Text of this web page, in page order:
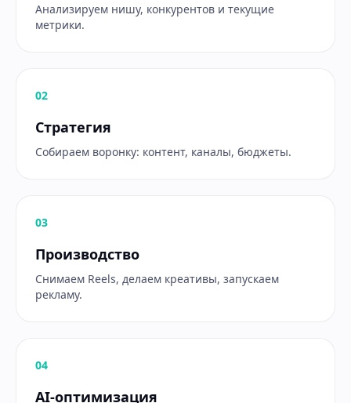
Анализируем нишу, конкурентов и текущие
метрики.
02
Стратегия
Собираем воронку: контент, каналы, бюджеты.
03
Производство
Снимаем Reels, делаем креативы, запускаем
рекламу.
04
AI-оптимизация